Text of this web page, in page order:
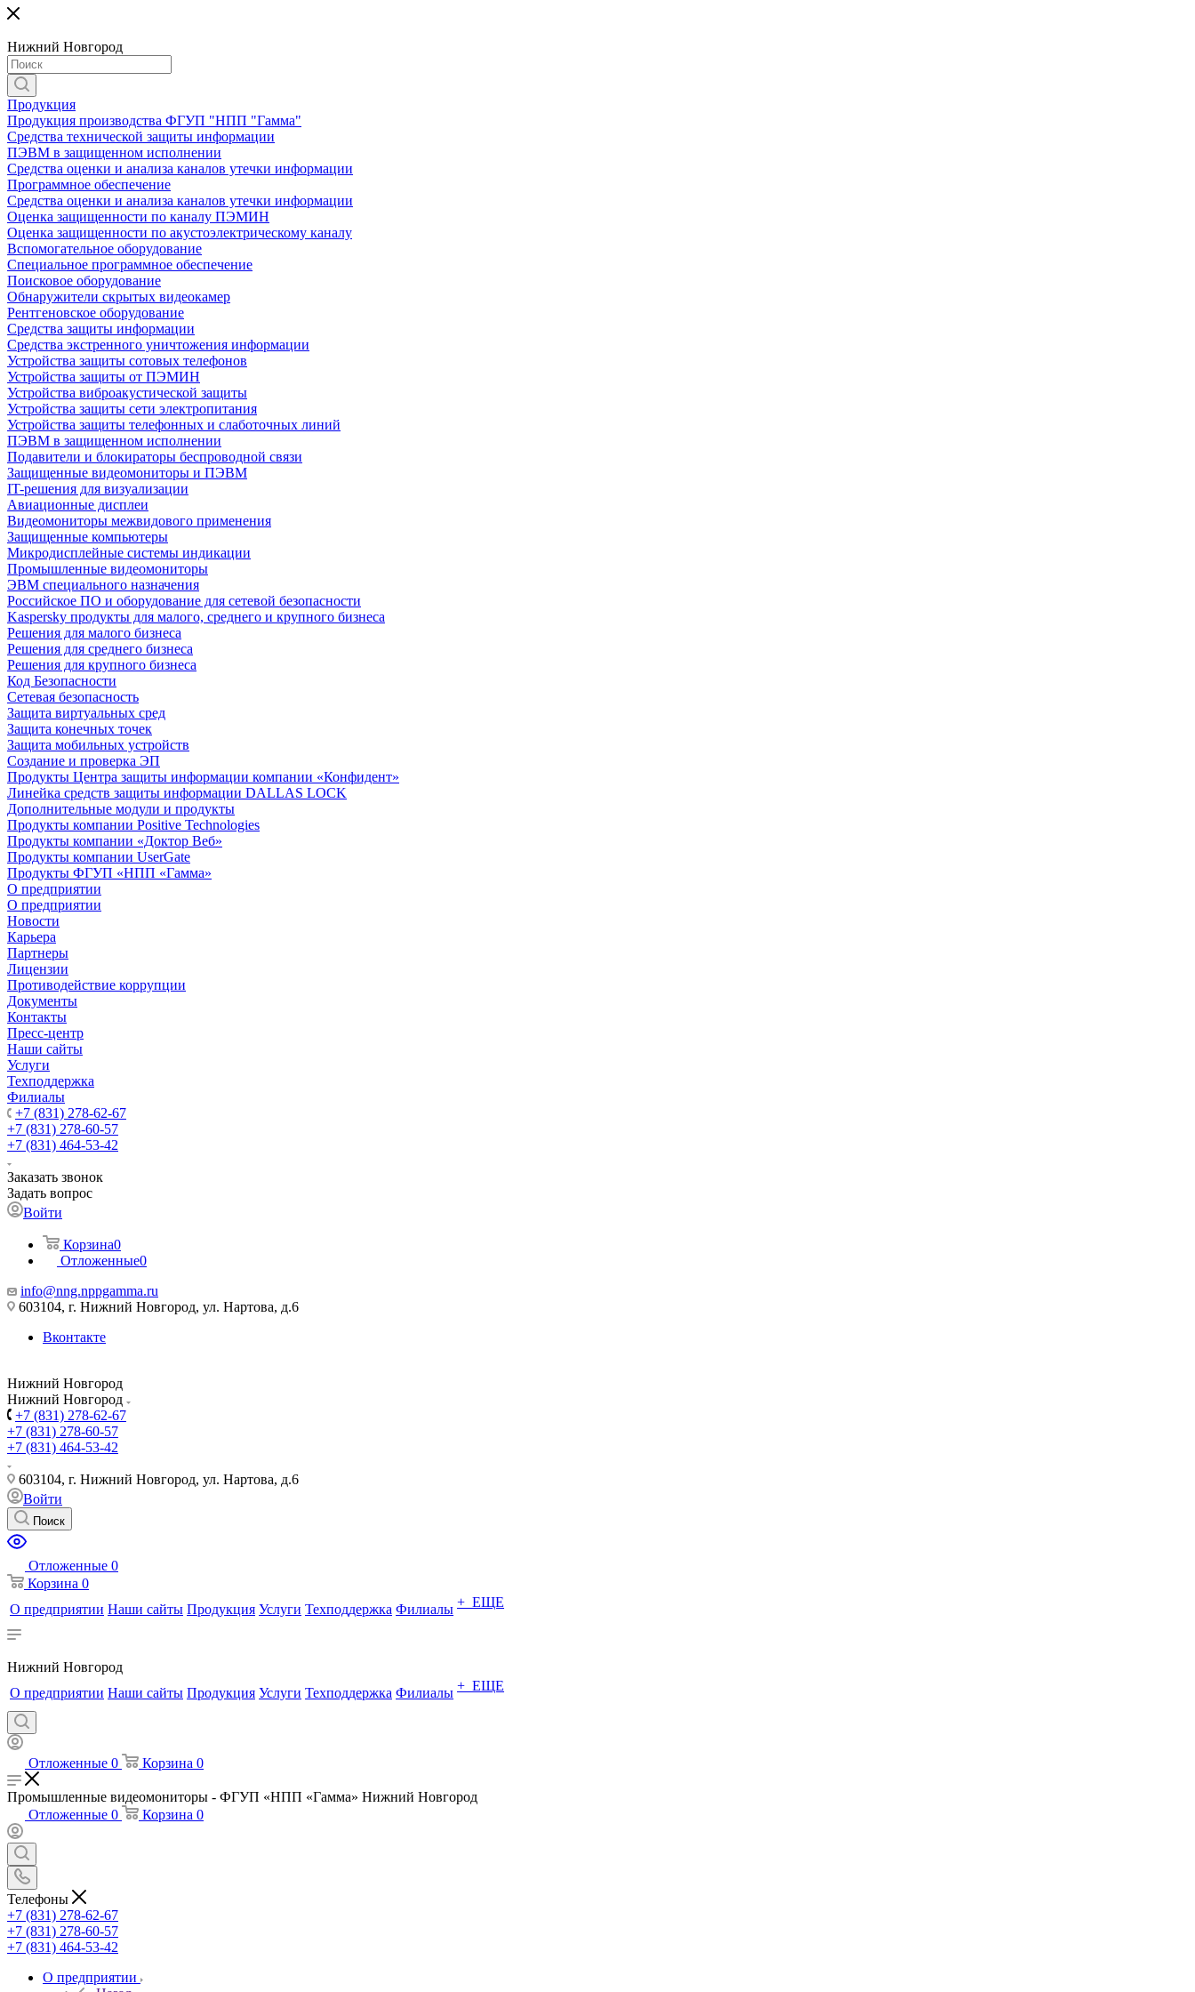
Нижний Новгород
Продукция
Продукция производства ФГУП "НПП "Гамма"
Средства технической защиты информации
ПЭВМ в защищенном исполнении
Средства оценки и анализа каналов утечки информации
Программное обеспечение
Средства оценки и анализа каналов утечки информации
Оценка защищенности по каналу ПЭМИН
Оценка защищенности по акустоэлектрическому каналу
Вспомогательное оборудование
Специальное программное обеспечение
Поисковое оборудование
Обнаружители скрытых видеокамер
Рентгеновское оборудование
Средства защиты информации
Средства экстренного уничтожения информации
Устройства защиты сотовых телефонов
Устройства защиты от ПЭМИН
Устройства виброакустической защиты
Устройства защиты сети электропитания
Устройства защиты телефонных и слаботочных линий
ПЭВМ в защищенном исполнении
Подавители и блокираторы беспроводной связи
Защищенные видеомониторы и ПЭВМ
IT-решения для визуализации
Авиационные дисплеи
Видеомониторы межвидового применения
Защищенные компьютеры
Микродисплейные системы индикации
Промышленные видеомониторы
ЭВМ специального назначения
Российское ПО и оборудование для сетевой безопасности
Kaspersky продукты для малого, среднего и крупного бизнеса
Решения для малого бизнеса
Решения для среднего бизнеса
Решения для крупного бизнеса
Код Безопасности
Сетевая безопасность
Защита виртуальных сред
Защита конечных точек
Защита мобильных устройств
Создание и проверка ЭП
Продукты Центра защиты информации компании «Конфидент»
Линейка средств защиты информации DALLAS LOCK
Дополнительные модули и продукты
Продукты компании Positive Technologies
Продукты компании «Доктор Веб»
Продукты компании UserGate
Продукты ФГУП «НПП «Гамма»
О предприятии
О предприятии
Новости
Карьера
Партнеры
Лицензии
Противодействие коррупции
Документы
Контакты
Пресс-центр
Наши сайты
Услуги
Техподдержка
Филиалы
+7 (831) 278-62-67
+7 (831) 278-60-57
+7 (831) 464-53-42
Заказать звонок
Задать вопрос
Войти
Корзина0
Отложенные0
info@nng.nppgamma.ru
603104, г. Нижний Новгород, ул. Нартова, д.6
Вконтакте
Нижний Новгород
Нижний Новгород
+7 (831) 278-62-67
+7 (831) 278-60-57
+7 (831) 464-53-42
603104, г. Нижний Новгород, ул. Нартова, д.6
Войти
Поиск
Отложенные 0
Корзина 0
О предприятии Наши сайты Продукция Услуги Техподдержка Филиалы + ЕЩЕ
Нижний Новгород
О предприятии Наши сайты Продукция Услуги Техподдержка Филиалы + ЕЩЕ
Отложенные 0 Корзина 0
Промышленные видеомониторы - ФГУП «НПП «Гамма» Нижний Новгород
Отложенные 0 Корзина 0
Телефоны
+7 (831) 278-62-67
+7 (831) 278-60-57
+7 (831) 464-53-42
О предприятии